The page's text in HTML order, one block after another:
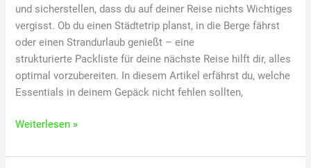
und sicherstellen, dass du auf deiner Reise nichts Wichtiges
vergisst. Ob du einen Städtetrip planst, in die Berge fährst
oder einen Strandurlaub genießt – eine
strukturierte Packliste für deine nächste Reise hilft dir, alles
optimal vorzubereiten. In diesem Artikel erfährst du, welche
Essentials in deinem Gepäck nicht fehlen sollten,
Reise-
Alles
Weiterlesen »